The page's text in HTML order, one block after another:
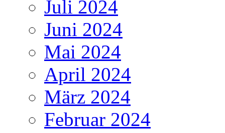
Juli 2024
Juni 2024
Mai 2024
April 2024
März 2024
Februar 2024